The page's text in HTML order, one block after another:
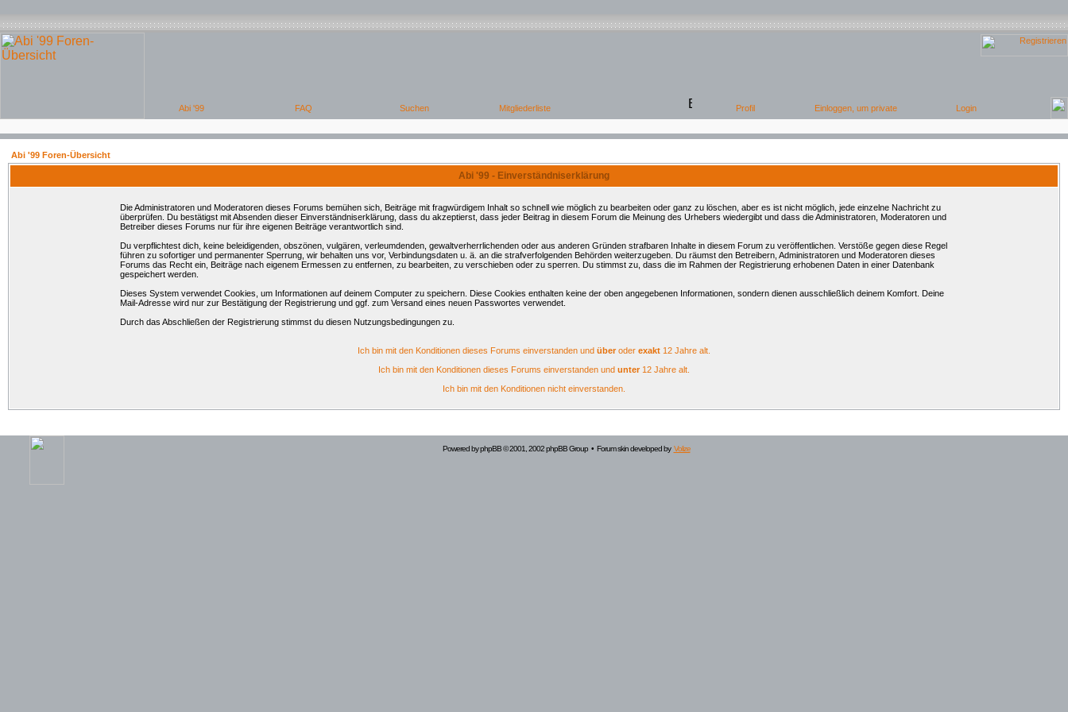
Abi '99 Foren-Übersicht
Abi '99 - Einverständniserklärung
Die Administratoren und Moderatoren dieses Forums bemühen sich, Beiträge mit fragwürdigem Inhalt so schnell wie möglich zu bearbeiten oder ganz zu löschen, aber es ist nicht möglich, jede einzelne Nachricht zu
überprüfen. Du bestätigst mit Absenden dieser Einverständniserklärung, dass du akzeptierst, dass jeder Beitrag in diesem Forum die Meinung des Urhebers wiedergibt und dass die Administratoren, Moderatoren und
Betreiber dieses Forums nur für ihre eigenen Beiträge verantwortlich sind.
Du verpflichtest dich, keine beleidigenden, obszönen, vulgären, verleumdenden, gewaltverherrlichenden oder aus anderen Gründen strafbaren Inhalte in diesem Forum zu veröffentlichen. Verstöße gegen diese Regel
führen zu sofortiger und permanenter Sperrung, wir behalten uns vor, Verbindungsdaten u. ä. an die strafverfolgenden Behörden weiterzugeben. Du räumst den Betreibern, Administratoren und Moderatoren dieses
Forums das Recht ein, Beiträge nach eigenem Ermessen zu entfernen, zu bearbeiten, zu verschieben oder zu sperren. Du stimmst zu, dass die im Rahmen der Registrierung erhobenen Daten in einer Datenbank
gespeichert werden.
Dieses System verwendet Cookies, um Informationen auf deinem Computer zu speichern. Diese Cookies enthalten keine der oben angegebenen Informationen, sondern dienen ausschließlich deinem Komfort. Deine
Mail-Adresse wird nur zur Bestätigung der Registrierung und ggf. zum Versand eines neuen Passwortes verwendet.
Durch das Abschließen der Registrierung stimmst du diesen Nutzungsbedingungen zu.
Ich bin mit den Konditionen dieses Forums einverstanden und überoder exakt 12 Jahre alt.
Ich bin mit den Konditionen dieses Forums einverstanden und unter12 Jahre alt.
Ich bin mit den Konditionen nicht einverstanden.
Powered byphpBB© 2001, 2002 phpBB Group • Forum skin developed by Volize